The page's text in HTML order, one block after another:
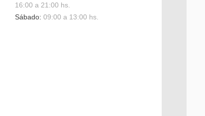
16:00 a 21:00 hs.
Sábado: 09:00 a 13:00 hs.